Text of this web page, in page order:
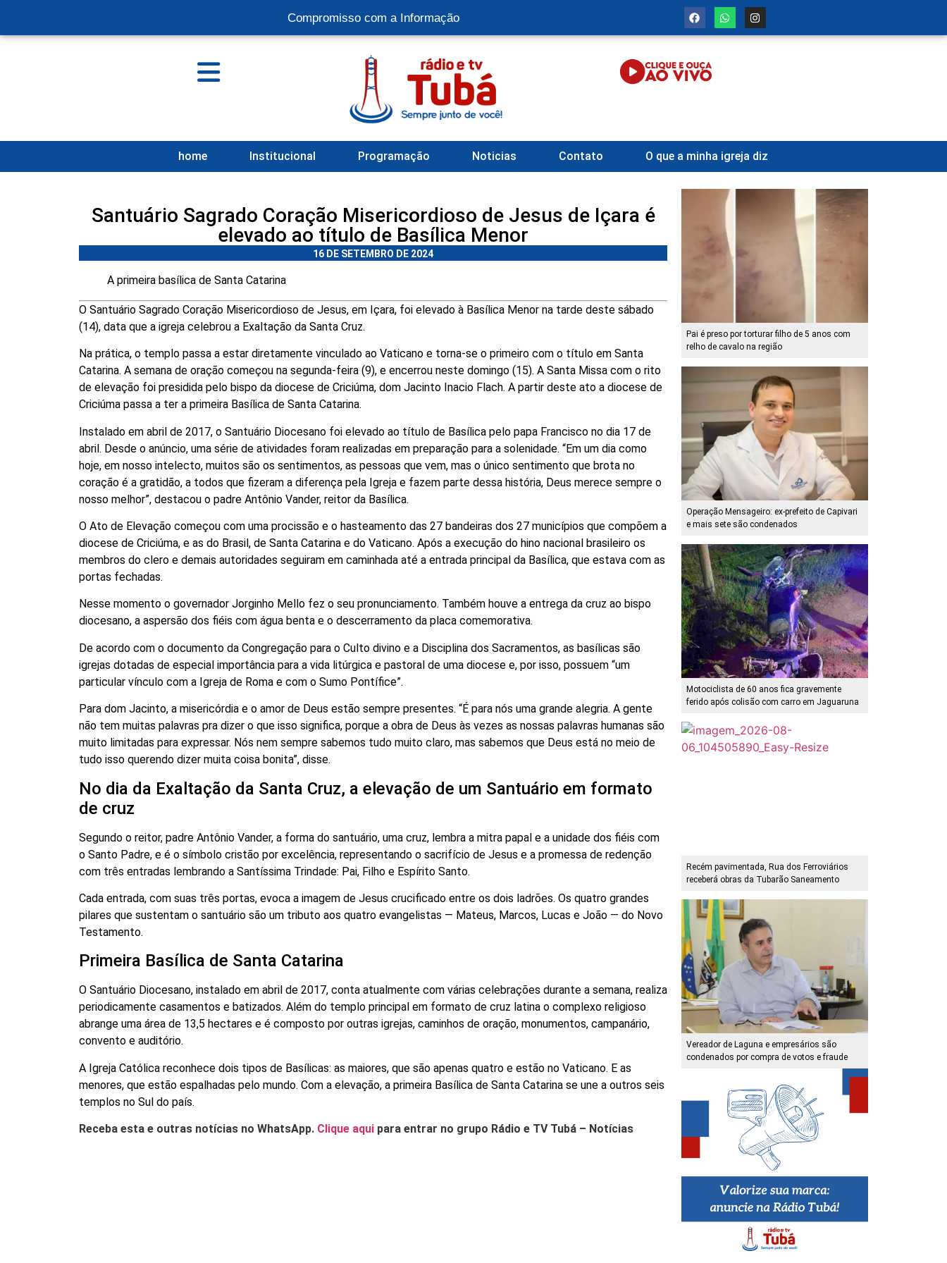
Compromisso com a Informação
home Institucional Programação Noticias Contato O que a minha igreja diz
Santuário Sagrado Coração Misericordioso de Jesus de Içara é
elevado ao título de Basílica Menor
16 DE SETEMBRO DE 2024
A primeira basílica de Santa Catarina
O Santuário Sagrado Coração Misericordioso de Jesus, em Içara, foi elevado à Basílica Menor na tarde deste sábado
(14), data que a igreja celebrou a Exaltação da Santa Cruz.
Na prática, o templo passa a estar diretamente vinculado ao Vaticano e torna-se o primeiro com o título em Santa
Catarina. A semana de oração começou na segunda-feira (9), e encerrou neste domingo (15). A Santa Missa com o rito
de elevação foi presidida pelo bispo da diocese de Criciúma, dom Jacinto Inacio Flach. A partir deste ato a diocese de
Criciúma passa a ter a primeira Basílica de Santa Catarina.
Instalado em abril de 2017, o Santuário Diocesano foi elevado ao título de Basílica pelo papa Francisco no dia 17 de
abril. Desde o anúncio, uma série de atividades foram realizadas em preparação para a solenidade. “Em um dia como
hoje, em nosso intelecto, muitos são os sentimentos, as pessoas que vem, mas o único sentimento que brota no
coração é a gratidão, a todos que fizeram a diferença pela Igreja e fazem parte dessa história, Deus merece sempre o
nosso melhor”, destacou o padre Antônio Vander, reitor da Basílica.
O Ato de Elevação começou com uma procissão e o hasteamento das 27 bandeiras dos 27 municípios que compõem a
diocese de Criciúma, e as do Brasil, de Santa Catarina e do Vaticano. Após a execução do hino nacional brasileiro os
membros do clero e demais autoridades seguiram em caminhada até a entrada principal da Basílica, que estava com as
portas fechadas.
Nesse momento o governador Jorginho Mello fez o seu pronunciamento. Também houve a entrega da cruz ao bispo
diocesano, a aspersão dos fiéis com água benta e o descerramento da placa comemorativa.
De acordo com o documento da Congregação para o Culto divino e a Disciplina dos Sacramentos, as basílicas são
igrejas dotadas de especial importância para a vida litúrgica e pastoral de uma diocese e, por isso, possuem “um
particular vínculo com a Igreja de Roma e com o Sumo Pontífice”.
Para dom Jacinto, a misericórdia e o amor de Deus estão sempre presentes. “É para nós uma grande alegria. A gente
não tem muitas palavras pra dizer o que isso significa, porque a obra de Deus às vezes as nossas palavras humanas são
muito limitadas para expressar. Nós nem sempre sabemos tudo muito claro, mas sabemos que Deus está no meio de
tudo isso querendo dizer muita coisa bonita”, disse.
No dia da Exaltação da Santa Cruz, a elevação de um Santuário em formato
de cruz
Segundo o reitor, padre Antônio Vander, a forma do santuário, uma cruz, lembra a mitra papal e a unidade dos fiéis com
o Santo Padre, e é o símbolo cristão por excelência, representando o sacrifício de Jesus e a promessa de redenção
com três entradas lembrando a Santíssima Trindade: Pai, Filho e Espírito Santo.
Cada entrada, com suas três portas, evoca a imagem de Jesus crucificado entre os dois ladrões. Os quatro grandes
pilares que sustentam o santuário são um tributo aos quatro evangelistas — Mateus, Marcos, Lucas e João — do Novo
Testamento.
Primeira Basílica de Santa Catarina
O Santuário Diocesano, instalado em abril de 2017, conta atualmente com várias celebrações durante a semana, realiza
periodicamente casamentos e batizados. Além do templo principal em formato de cruz latina o complexo religioso
abrange uma área de 13,5 hectares e é composto por outras igrejas, caminhos de oração, monumentos, campanário,
convento e auditório.
A Igreja Católica reconhece dois tipos de Basílicas: as maiores, que são apenas quatro e estão no Vaticano. E as
menores, que estão espalhadas pelo mundo. Com a elevação, a primeira Basílica de Santa Catarina se une a outros seis
templos no Sul do país.
Receba esta e outras notícias no WhatsApp. Clique aqui para entrar no grupo Rádio e TV Tubá – Notícias
Pai é preso por torturar filho de 5 anos com
relho de cavalo na região
Operação Mensageiro: ex-prefeito de Capivari
e mais sete são condenados
Motociclista de 60 anos fica gravemente
ferido após colisão com carro em Jaguaruna
Recém pavimentada, Rua dos Ferroviários
receberá obras da Tubarão Saneamento
Vereador de Laguna e empresários são
condenados por compra de votos e fraude